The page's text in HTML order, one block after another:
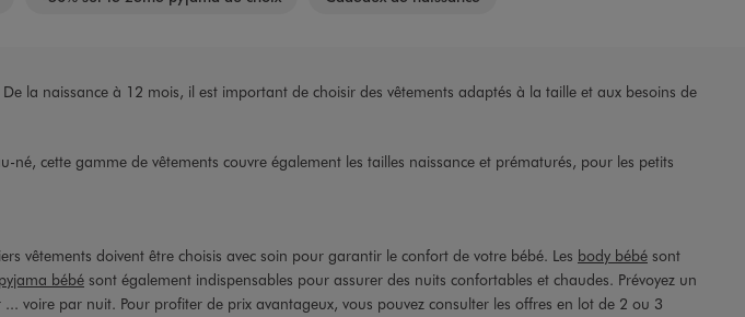
la naissance à 12 mois, il est important de choisir des vêtements adaptés à la taille et aux besoins de
cette gamme de vêtements couvre également les tailles naissance et prématurés, pour les petits
vêtements doivent être choisis avec soin pour garantir le confort de votre bébé. Les body bébé sont
pyjama bébé sont également indispensables pour assurer des nuits confortables et chaudes. Prévoyez un
voire par nuit. Pour profiter de prix avantageux, vous pouvez consulter les offres en lot de 2 ou 3